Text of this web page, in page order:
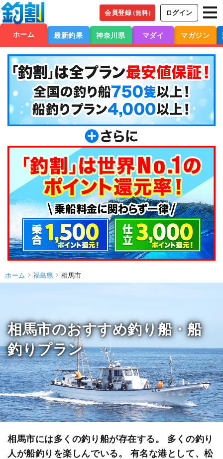
会員登録（無料） ログイン
ホーム 最新釣果 神奈川県 マダイ マガジン
ホーム 福島県 相馬市
相馬市のおすすめ釣り船・船
釣りプラン
相馬市には多くの釣り船が存在する。 多くの釣り
人が船釣りを楽しんでいる。 有名な港として、松